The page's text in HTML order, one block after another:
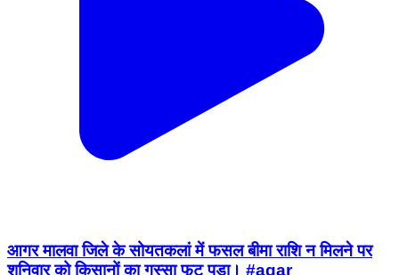
आगर मालवा जिले के सोयतकलां में फसल बीमा राशि न मिलने पर
शनिवार को किसानों का गुस्सा फूट पड़ा। #agar